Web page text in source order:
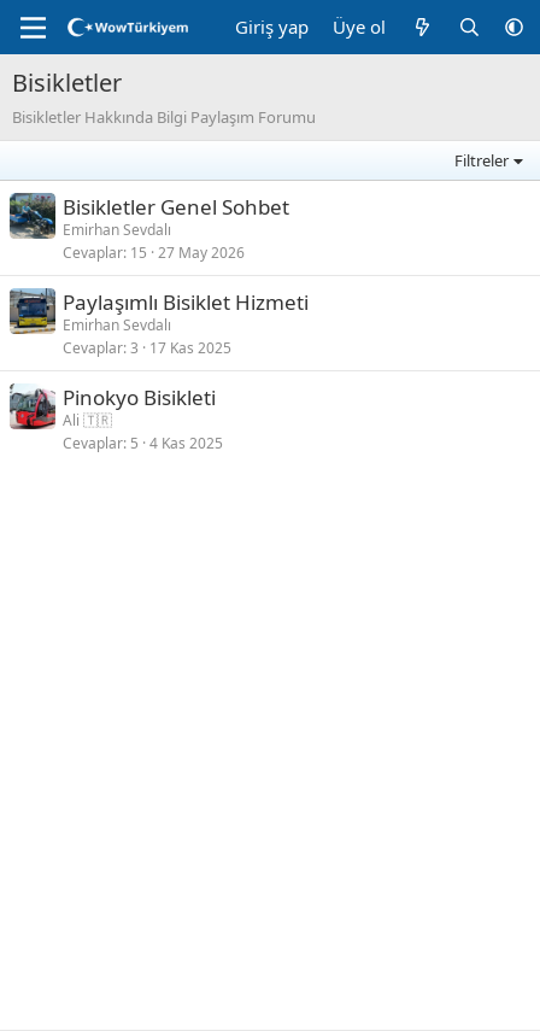
Giriş yap Üye ol
Bisikletler
Bisikletler Hakkında Bilgi Paylaşım Forumu
Filtreler
Bisikletler Genel Sohbet
Emirhan Sevdalı
Cevaplar 15 27 May 2026
Paylaşımlı Bisiklet Hizmeti
Emirhan Sevdalı
Cevaplar 3 17 Kas 2025
Pinokyo Bisikleti
Ali 🇹🇷
Cevaplar 5 4 Kas 2025